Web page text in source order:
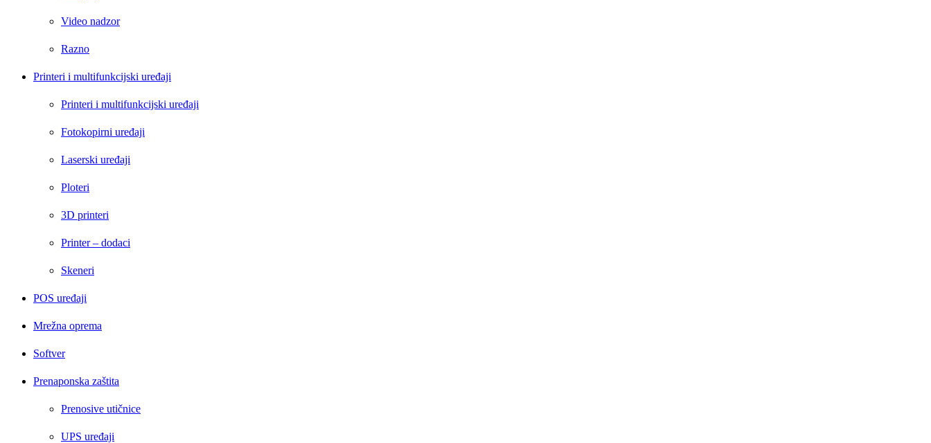
Video nadzor
Razno
Printeri i multifunkcijski uređaji
Printeri i multifunkcijski uređaji
Fotokopirni uređaji
Laserski uređaji
Ploteri
3D printeri
Printer – dodaci
Skeneri
POS uređaji
Mrežna oprema
Softver
Prenaponska zaštita
Prenosive utičnice
UPS uređaji